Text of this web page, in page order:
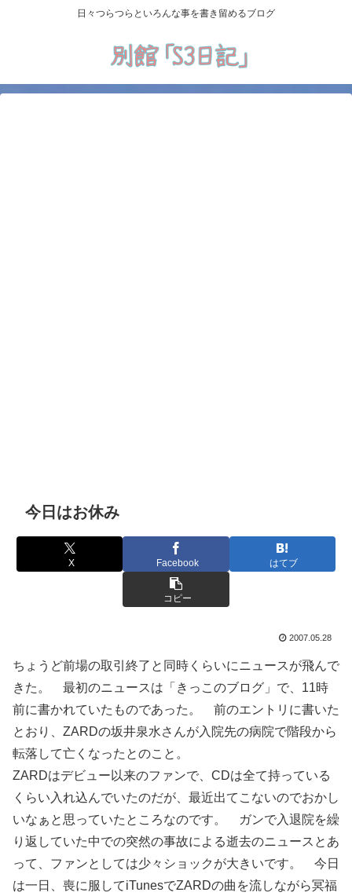
日々つらつらといろんな事を書き留めるブログ
今日はお休み
X Facebook はてブ
コピー
2007.05.28
ちょうど前場の取引終了と同時くらいにニュースが飛んで
きた。 最初のニュースは「きっこのブログ」で、11時
前に書かれていたものであった。 前のエントリに書いた
とおり、ZARDの坂井泉水さんが入院先の病院で階段から
転落して亡くなったとのこと。
ZARDはデビュー以来のファンで、CDは全て持っている
くらい入れ込んでいたのだが、最近出てこないのでおかし
いなぁと思っていたところなのです。 ガンで入退院を繰
り返していた中での突然の事故による逝去のニュースとあ
って、ファンとしては少々ショックが大きいです。 今日
は一日、喪に服してiTunesでZARDの曲を流しながら冥福